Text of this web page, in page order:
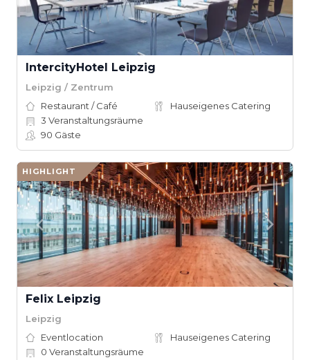
IntercityHotel Leipzig
Leipzig / Zentrum
Restaurant / Café
Hauseigenes Catering
3 Veranstaltungsräume
90 Gäste
HIGHLIGHT
Felix Leipzig
Leipzig
Eventlocation
Hauseigenes Catering
0 Veranstaltungsräume